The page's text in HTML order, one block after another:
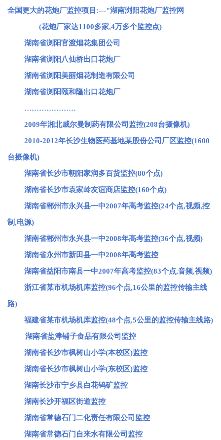
全国更大的花炮厂监控项目:---"湖南浏阳花炮厂监控网
(花炮厂家达1100多家,4万多个监控点)
湖南省浏阳官渡烟花集团公司
湖南省浏阳八仙桥出口花炮厂
湖南省浏阳美丽烟花制造有限公司
湖南省浏阳颐和隆出口花炮厂
…………………
2009年湘北威尔曼制药有限公司监控(208台摄像机)
2010-2012年长沙生物医药基地某股份公司厂区监控(1600
台摄像机)
湖南省长沙市朝阳家润多百货监控(80个点)
湖南省长沙市袁家岭友谊商店监控(160个点)
湖南省郴州市永兴县一中2007年高考监控(24个点,视频,控
制,电源)
湖南省郴州市永兴县一中2008年高考监控(36个点,视频)
湖南省永州市新田县一中2008年高考监控
湖南省益阳市南县一中2007年高考监控(83个点,音频,视频)
浙江省某市机场机库监控(96个点,16公里的监控传输主线
路)
福建省某市机场机库监控(48个点,5公里的监控传输主线路)
湖南省盐津铺子食品有限公司监控
湖南省长沙市枫树山小学(本校区)监控
湖南省长沙市枫树山小学(东校区)监控
湖南长沙市宁乡县白花钨矿监控
湖南长沙开福区街道监控
湖南省常德石门二化责任有限公司监控
湖南省常德石门自来水有限公司监控